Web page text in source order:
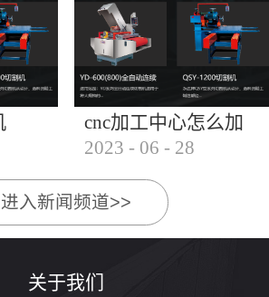
等优点，是现代建筑行业必不可
是，如何选择合适的桥切机厂家也
不面对的问题。选择一个靠谱的桥
桥切机使用效果和...
cnc加工中心怎么加
工石材
2023 - 06 - 28
进入新闻频道>>
关于我们